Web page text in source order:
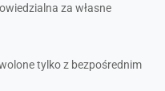
za własne
tylko z bezpośrednim